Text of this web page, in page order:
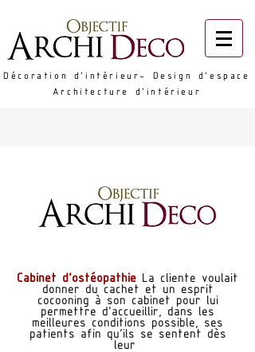
Décoration d'intérieur- Design d'espace
Architecture d'intérieur
Cabinet d'ostéopathie
La cliente voulait
donner du cachet et un esprit
cocooning à son cabinet pour lui
permettre d'accueillir, dans les
meilleures conditions possible, ses
patients afin qu'ils se sentent dès
leur